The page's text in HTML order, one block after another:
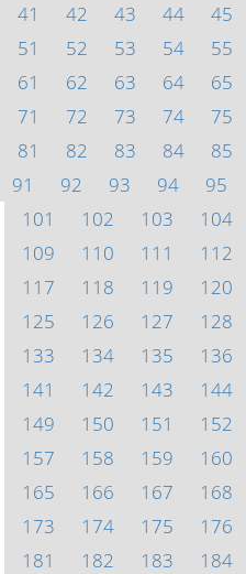
41
42 43 44 45
51
52 53 54 55
61
62 63 64 65
71
72 73 74 75
81
82 83 84 85
91
92 93 94 95
101
102 103 104
109
110 111 112
117
118 119 120
125
126 127 128
133
134 135 136
141
142 143 144
149
150 151 152
157
158 159 160
165
166 167 168
173
174 175 176
181
182 183 184